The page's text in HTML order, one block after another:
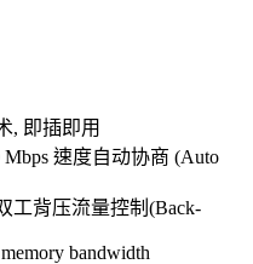
, 即插即用
速度自动协商 (Auto
工背压流量控制(Back-
bandwidth